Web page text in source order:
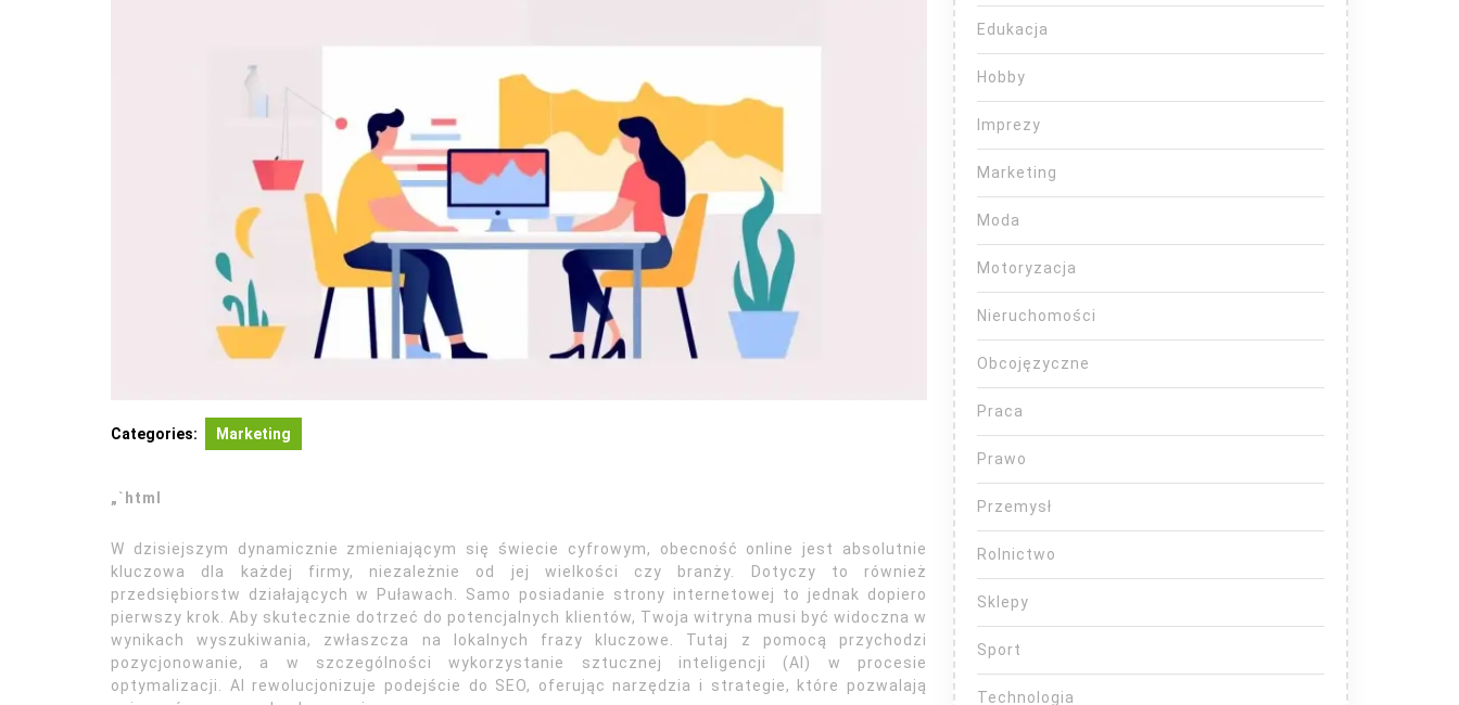
Categories: Marketing
„`html
W dzisiejszym dynamicznie zmieniającym się świecie cyfrowym, obecność online jest absolutnie
kluczowa dla każdej firmy, niezależnie od jej wielkości czy branży. Dotyczy to również
przedsiębiorstw działających w Puławach. Samo posiadanie strony internetowej to jednak dopiero
pierwszy krok. Aby skutecznie dotrzeć do potencjalnych klientów, Twoja witryna musi być widoczna w
wynikach wyszukiwania, zwłaszcza na lokalnych frazy kluczowe. Tutaj z pomocą przychodzi
pozycjonowanie, a w szczególności wykorzystanie sztucznej inteligencji (AI) w procesie
optymalizacji. AI rewolucjonizuje podejście do SEO, oferując narzędzia i strategie, które pozwalają
Edukacja
Hobby
Imprezy
Marketing
Moda
Motoryzacja
Nieruchomości
Obcojęzyczne
Praca
Prawo
Przemysł
Rolnictwo
Sklepy
Sport
Technologia